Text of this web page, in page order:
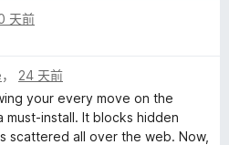
天前
， 24 天前
your every move on the
install. It blocks hidden
scattered all over the web. Now,